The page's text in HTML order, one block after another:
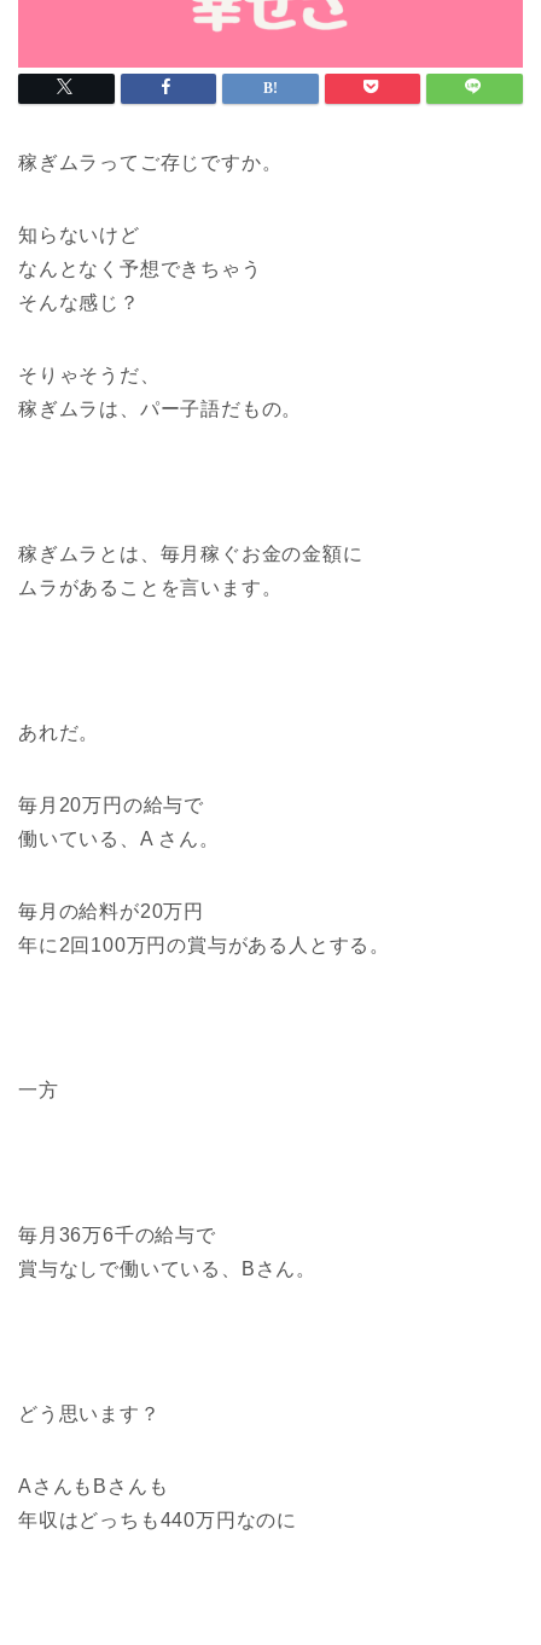
稼ぎムラってご存じですか。
知らないけど
なんとなく予想できちゃう
そんな感じ？
そりゃそうだ、
稼ぎムラは、パー子語だもの。
稼ぎムラとは、毎月稼ぐお金の金額に
ムラがあることを言います。
あれだ。
毎月20万円の給与で
働いている、A さん。
毎月の給料が20万円
年に2回100万円の賞与がある人とする。
一方
毎月36万6千の給与で
賞与なしで働いている、Bさん。
どう思います？
AさんもBさんも
年収はどっちも440万円なのに